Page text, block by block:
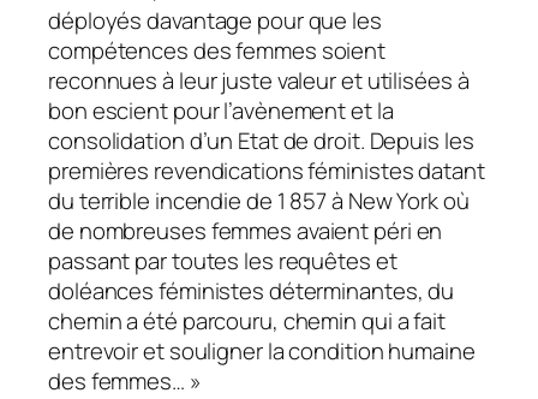
déployés davantage pour que les
compétences des femmes soient
reconnues à leur juste valeur et utilisées à
bon escient pour l’avènement et la
consolidation d’un Etat de droit. Depuis les
premières revendications féministes datant
du terrible incendie de 1 857 à New York où
de nombreuses femmes avaient péri en
passant par toutes les requêtes et
doléances féministes déterminantes, du
chemin a été parcouru, chemin qui a fait
entrevoir et souligner la condition humaine
des femmes… »